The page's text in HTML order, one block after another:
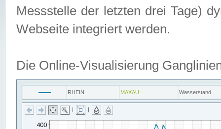
Messstelle der letzten drei Tage)
Webseite integriert werden.
Die Online-Visualisierung